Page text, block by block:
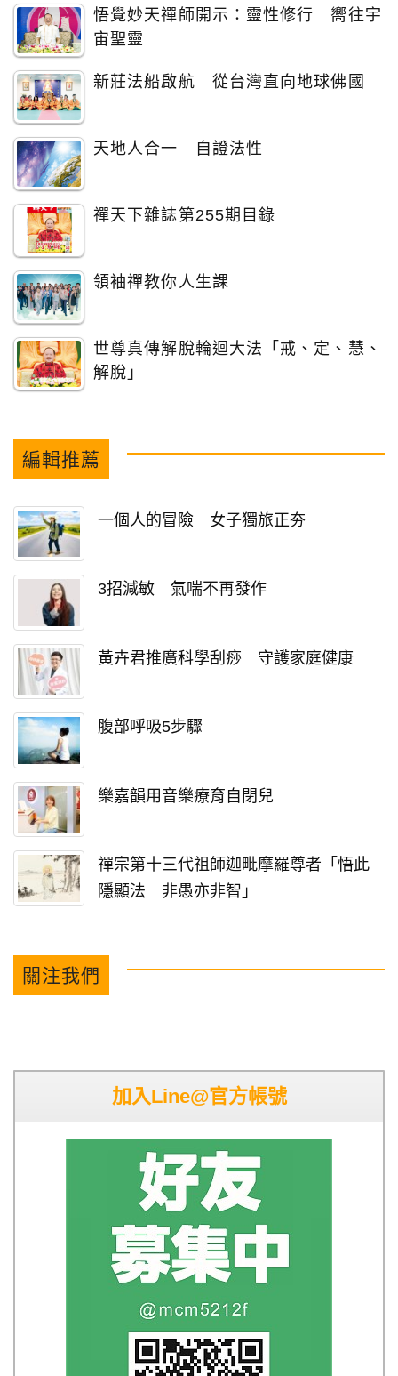
悟覺妙天禪師開示：靈性修行 嚮往宇
宙聖靈
新莊法船啟航 從台灣直向地球佛國
天地人合一 自證法性
禪天下雜誌第255期目錄
領袖禪教你人生課
世尊真傳解脫輪迴大法「戒、定、慧、
解脫」
編輯推薦
一個人的冒險 女子獨旅正夯
3招減敏 氣喘不再發作
黃卉君推廣科學刮痧 守護家庭健康
腹部呼吸5步驟
樂嘉韻用音樂療育自閉兒
禪宗第十三代祖師迦毗摩羅尊者「悟此
隱顯法 非愚亦非智」
關注我們
加入Line@官方帳號